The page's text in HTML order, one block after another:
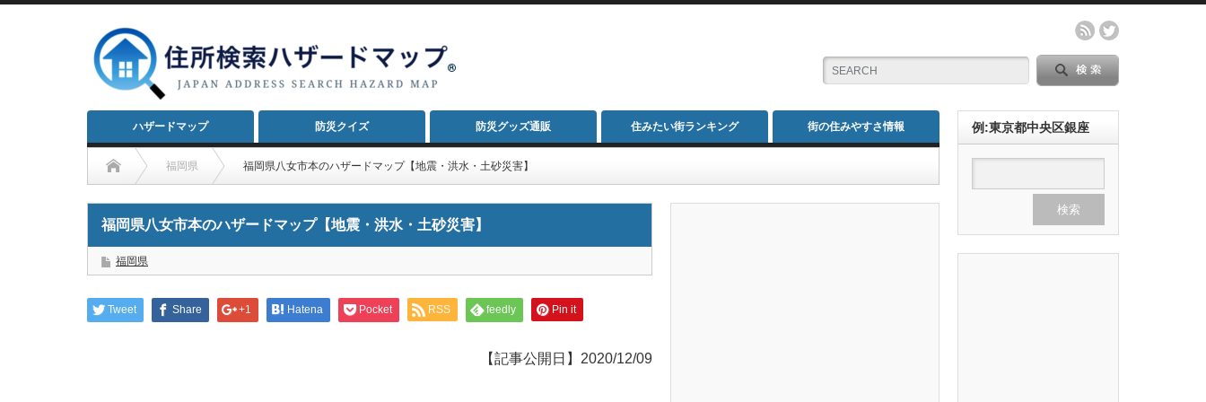
ハザードマップ 防災クイズ 防災グッズ通販 住みたい街ランキング 街の住みやすさ情報
福岡県 福岡県八女市本のハザードマップ【地震・洪水・土砂災害】
福岡県八女市本のハザードマップ【地震・洪水・土砂災害】
福岡県
Tweet Share +1 Hatena Pocket RSS feedly Pin it
【記事公開日】2020/12/09
例:東京都中央区銀座